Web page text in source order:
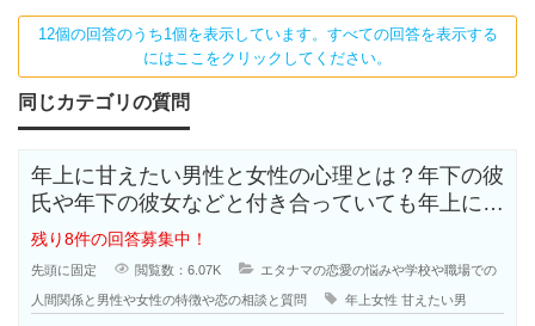
12個の回答のうち1個を表示しています。すべての回答を表示する
にはここをクリックしてください。
同じカテゴリの質問
年上に甘えたい男性と女性の心理とは？年下の彼
氏や年下の彼女などと付き合っていても年上に甘
えたいと思う人も多いのではないで
残り8件の回答募集中！
先頭に固定 閲覧数：6.07K エタナマの恋愛の悩みや学校や職場での
人間関係と男性や女性の特徴や恋の相談と質問 年上女性 甘えたい男